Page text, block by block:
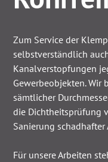
Zum Service der
selbstverständlich
Kanalverstopfungen
Gewerbeobjekten. Wir
sämtlicher
die Dichtheitsprüfung
Sanierung
Für unsere Arbeiten